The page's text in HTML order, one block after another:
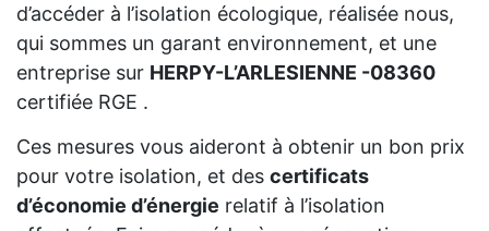
d’accéder à l’isolation écologique, réalisée nous,
qui sommes un garant environnement, et une
entreprise sur HERPY-L’ARLESIENNE -08360
certifiée RGE .
Ces mesures vous aideront à obtenir un bon prix
pour votre isolation, et des certificats
d’économie d’énergie relatif à l’isolation